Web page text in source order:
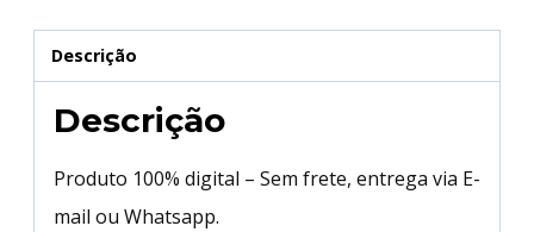
Descrição
Descrição
Produto 100% digital – Sem frete, entrega via E-
mail ou Whatsapp.